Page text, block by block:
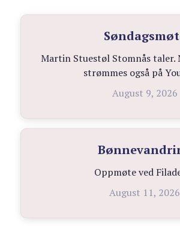
Martin Stuestøl Stomnås taler.
strømmes også på
August 9, 2026
Oppmøte ved
August 11, 2026